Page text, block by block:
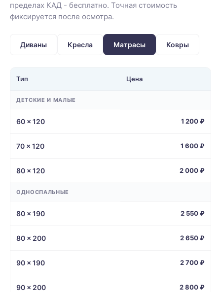
пределах КАД - бесплатно. Точная стоимость
фиксируется после осмотра.
Диваны Кресла Матрасы Ковры
Тип Цена
ДЕТСКИЕ И МАЛЫЕ
60 × 120 1 200 ₽
70 × 120 1 600 ₽
80 × 120 2 000 ₽
ОДНОСПАЛЬНЫЕ
80 × 190 2 550 ₽
80 × 200 2 650 ₽
90 × 190 2 700 ₽
90 × 200 2 800 ₽